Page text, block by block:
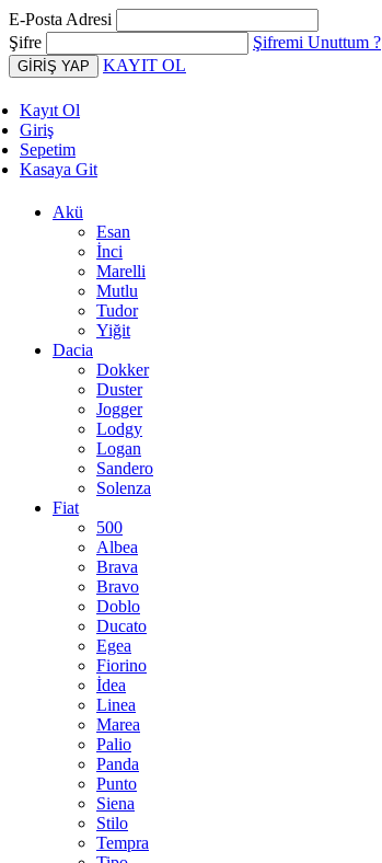
E-Posta Adresi
Şifre
Şifremi Unuttum ?
KAYIT OL
Kayıt Ol
Giriş
Sepetim
Kasaya Git
Akü
Esan
İnci
Marelli
Mutlu
Tudor
Yiğit
Dacia
Dokker
Duster
Jogger
Lodgy
Logan
Sandero
Solenza
Fiat
500
Albea
Brava
Bravo
Doblo
Ducato
Egea
Fiorino
İdea
Linea
Marea
Palio
Panda
Punto
Siena
Stilo
Tempra